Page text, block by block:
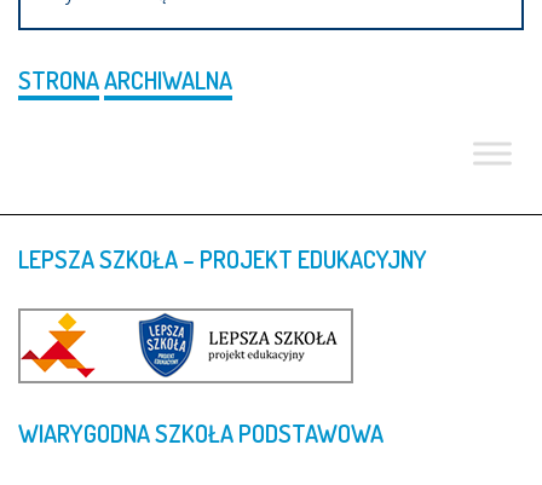
STRONAARCHIWALNA
LEPSZASZKOŁA– PROJEKT EDUKACYJNY
WIARYGODNASZKOŁAPODSTAWOWA